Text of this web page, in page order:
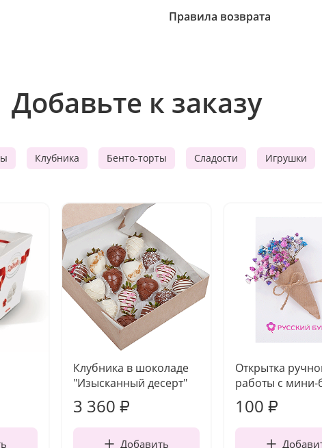
Правила возврата
Добавьте к заказу
Клубника Бенто-торты Сладости Игрушки
Клубника в шоколаде
"Изысканный десерт"
3 360 ₽
Добавить
Открытка
работы с мини-
100 ₽